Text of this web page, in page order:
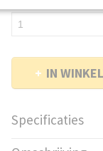
IN
Specificaties
Bruto gewicht